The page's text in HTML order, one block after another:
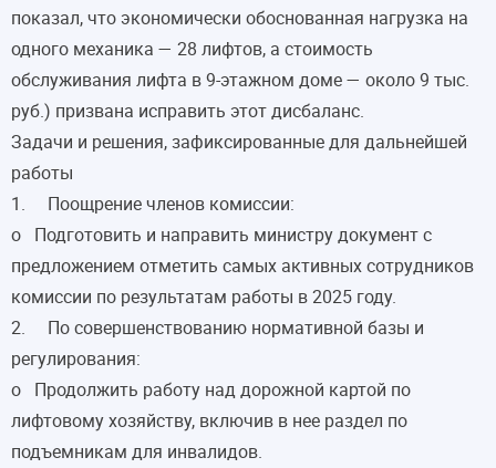
показал, что экономически обоснованная нагрузка на
одного механика — 28 лифтов, а стоимость
обслуживания лифта в 9-этажном доме — около 9 тыс.
руб.) призвана исправить этот дисбаланс.
Задачи и решения, зафиксированные для дальнейшей
работы
1. Поощрение членов комиссии:
o Подготовить и направить министру документ с
предложением отметить самых активных сотрудников
комиссии по результатам работы в 2025 году.
2. По совершенствованию нормативной базы и
регулирования:
o Продолжить работу над дорожной картой по
лифтовому хозяйству, включив в нее раздел по
подъемникам для инвалидов.